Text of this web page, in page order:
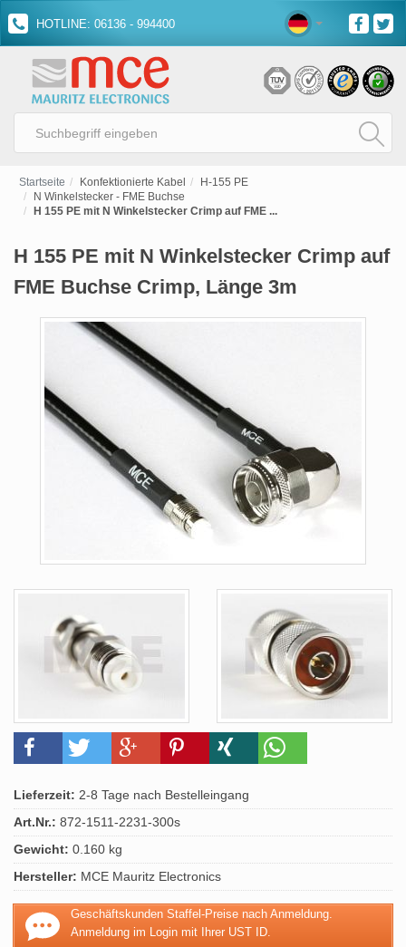
HOTLINE: 06136 - 994400
Startseite Konfektionierte Kabel
H-155 PE
N Winkelstecker - FME Buchse
H 155 PE mit N Winkelstecker Crimp auf FME ...
H 155 PE mit N Winkelstecker Crimp auf
FME Buchse Crimp, Länge 3m
Lieferzeit: 2-8 Tage nach Bestelleingang
Art.Nr.: 872-1511-2231-300s
Gewicht: 0.160 kg
Hersteller: MCE Mauritz Electronics
Geschäftskunden Staffel-Preise nach Anmeldung.
Anmeldung im Login mit Ihrer UST ID.